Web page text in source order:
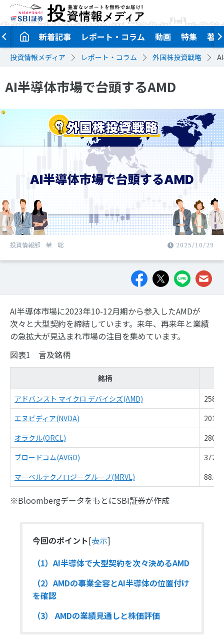
新着記事 レポート・コラム 動画 特集 著者
投資情報メディア レポート・コラム 外国株投資戦略
AI半導体市場で台頭するAMD
投資情報部 榮 聡 2025/10/29
AI半導体市場に2023年10-12月期から参入したAMDが
次々と大型契約を締結しています。来年、再来年と業績
の急拡大が見込まれ市場の注目を集めています。
図表1 言及銘柄
銘柄
アドバンスト マイクロ デバイシズ(AMD)
エヌビディア(NVDA)
オラクル(ORCL)
ブロードコム(AVGO)
マーベルテクノロジーグループ(MRVL)
88.46
※BloombergデータをもとにSBI証券が作成
今回のポイント[表示]
（1）AI半導体で大型契約を次々決めるAMD
（2）AMDの事業全容とAI半導体の位置付け
を確認
（3） AMDの業績見通しと株価評価